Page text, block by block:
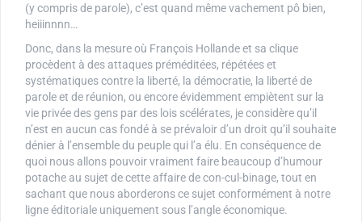
(y compris de parole), c’est quand même vachement pô bien,
heiiinnnn…
Donc, dans la mesure où François Hollande et sa clique
procèdent à des attaques préméditées, répétées et
systématiques contre la liberté, la démocratie, la liberté de
parole et de réunion, ou encore évidemment empiètent sur la
vie privée des gens par des lois scélérates, je considère qu’il
n’est en aucun cas fondé à se prévaloir d’un droit qu’il souhaite
dénier à l’ensemble du peuple qui l’a élu. En conséquence de
quoi nous allons pouvoir vraiment faire beaucoup d’humour
potache au sujet de cette affaire de con-cul-binage, tout en
sachant que nous aborderons ce sujet conformément à notre
ligne éditoriale uniquement sous l’angle économique.